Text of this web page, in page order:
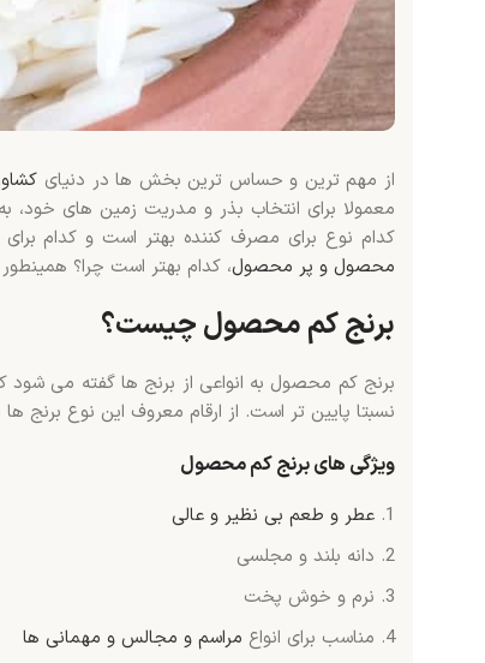
از مهم ترین و حساس ترین بخش ها در دنیای
معمولا برای انتخاب بذر و مدریت زمین های
کدام نوع برای مصرف کننده بهتر است و کدام
محصول و پر محصول، کدام بهتر است چرا؟
برنج کم محصول چیست؟
برنج کم محصول به انواعی از برنج ها گفته می شود
نسبتا پایین تر است. از ارقام معروف این نوع برنج
ویژگی های برنج کم محصول
عطر و طعم بی نظیر و عالی
دانه بلند و مجلسی
نرم و خوش پخت
مناسب برای انواع مراسم و مجالس و مهمانی ها